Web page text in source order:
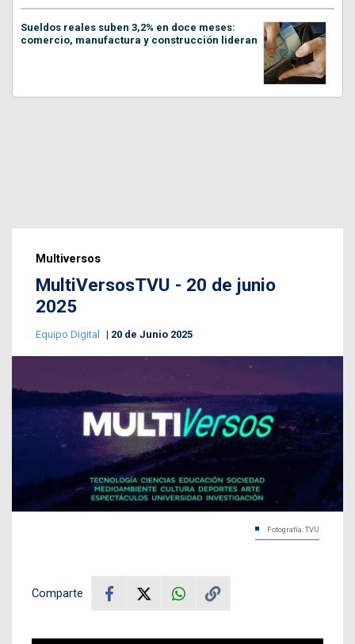
Sueldos reales suben 3,2% en doce meses:
comercio, manufactura y construcción lideran
Multiversos
MultiVersosTVU - 20 de junio
2025
Equipo Digital 20 de Junio 2025
Fotografía: TVU
Comparte